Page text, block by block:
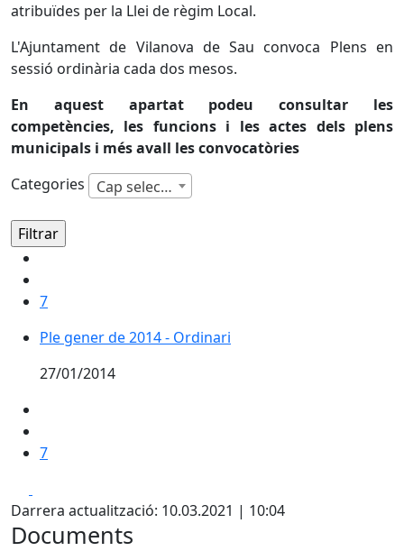
atribuïdes per la Llei de règim Local.
L'Ajuntament de Vilanova de Sau convoca Plens en
sessió ordinària cada dos mesos.
En aquest apartat podeu consultar les
competències, les funcions i les actes dels plens
municipals i més avall les convocatòries
Categories
Cap selecció
7
Ple gener de 2014 - Ordinari
27/01/2014
7
Darrera actualització: 10.03.2021 | 10:04
Documents